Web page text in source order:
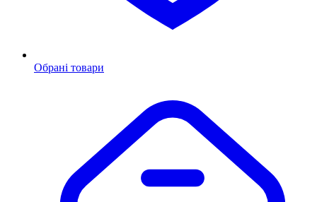
Обрані товари